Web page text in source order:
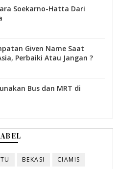
Soekarno-Hatta Dari
Given Name Saat
Perbaiki Atau Jangan ?
Bus dan MRT di
BEKASI
CIAMIS